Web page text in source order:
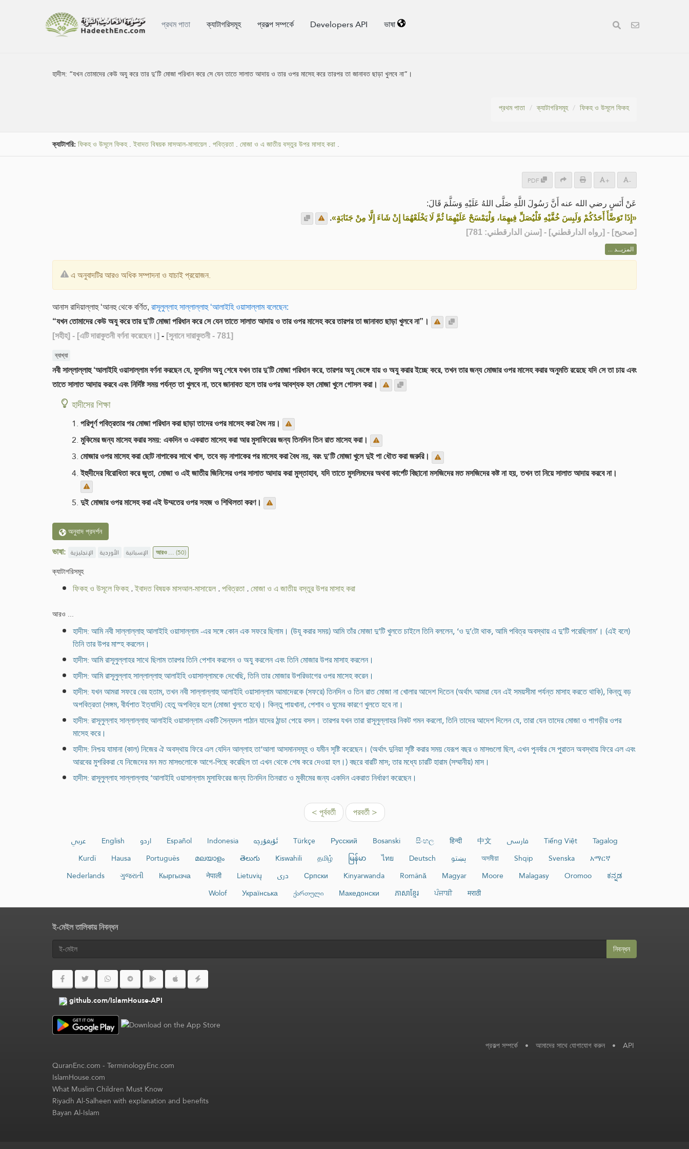
প্রথম পাতা ক্যাটাগরিসমূহ প্রকল্প সম্পর্কে Developers API ভাষা
হাদীস: “যখন তোমাদের কেউ অযু করে তার দু’টি মোজা পরিধান করে সে যেন তাতে সালাত আদায় ও তার ওপর মাসেহ করে তারপর তা জানাবত ছাড়া খুলবে না”।
প্রথম পাতা ক্যাটাগরিসমূহ ফিকহ ও উসূলে ফিকহ
ক্যাটাগরি: ফিকহ ও উসূলে ফিকহ. ইবাদত বিষয়ক মাসআল-মাসায়েল . পবিত্রতা . মোজা ও এ জাতীয় বস্তুর উপর মাসাহ করা .
PDF + -
عَنْ أَنَسٍ رضي الله عنه أَنَّ رَسُولَ اللَّهِ صَلَّى اللهُ عَلَيْهِ وَسَلَّمَ قَالَ:
«إِذَا تَوَضَّأَ أَحَدُكُمْ وَلَبِسَ خُفَّيْهِ فَلْيُصَلِّ فِيهِمَا، وَلْيَمْسَحْ عَلَيْهِمَا ثُمَّ لَا يَخْلَعْهُمَا إِنْ شَاءَ إِلَّا مِنْ جَنَابَةٍ».
[صحيح] - [رواه الدارقطني] - [سنن الدارقطني: 781]
المزيــد ...
এ অনুবাদটির আরও অধিক সম্পাদনা ও যাচাই প্রয়োজন.
আনাস রাদিয়াল্লাহু ‘আনহু থেকে বর্ণিত, রাসূলুল্লাহ সাল্লাল্লাহু ‘আলাইহি ওয়াসাল্লাম বলেছেন:
“যখন তোমাদের কেউ অযু করে তার দু’টি মোজা পরিধান করে সে যেন তাতে সালাত আদায় ও তার ওপর মাসেহ করে তারপর তা জানাবত ছাড়া খুলবে না”।
[সহীহ] - [এটি দারাকুতনী বর্ণনা করেছেন।] - [সুনানে দারাকুতনী - 781]
ব্যাখ্যা
নবী সাল্লাল্লাহু ‘আলাইহি ওয়াসাল্লাম বর্ণনা করছেন যে, মুসলিম অযু শেষে যখন তার দু’টি মোজা পরিধান করে, তারপর অযু ভেঙ্গে যায় ও অযু করার ইচ্ছে করে, তখন তার জন্য মোজার ওপর মাসেহ করার অনুমতি রয়েছে যদি সে তা চায় এবং
তাতে সালাত আদায় করবে এবং নির্দিষ্ট সময় পর্যন্ত তা খুলবে না, তবে জানাবত হলে তার ওপর আবশ্যক হল মোজা খুলে গোসল করা।
হাদীসের শিক্ষা
পরিপূর্ণ পবিত্রতার পর মোজা পরিধান করা ছাড়া তাদের ওপর মাসেহ করা বৈধ নয়।
মুকিমের জন্য মাসেহ করার সময়: একদিন ও একরাত মাসেহ করা আর মুসাফিরের জন্য তিনদিন তিন রাত মাসেহ করা।
মোজার ওপর মাসেহ করা ছোট নাপাকের সাথে খাস, তবে বড় নাপাকের পর মাসেহ করা বৈধ নয়, বরং দু’টি মোজা খুলে দুই পা ধৌত করা জরুরি।
ইহুদীদের বিরোধিতা করে জুতা, মোজা ও এই জাতীয় জিনিসের ওপর সালাত আদায় করা মুস্তাহাব, যদি তাতে মুসলিমদের অথবা কার্পেট বিছানো মসজিদের মত মসজিদের কষ্ট না হয়, তখন তা নিয়ে সালাত আদায় করবে না।
দুই মোজার ওপর মাসেহ করা এই উম্মতের ওপর সহজ ও শিথিলতা করণ।
অনুবাদ প্রদর্শন
ভাষা: الإنجليزية الأوردية الإسبانية আরও ...(50)
ক্যাটাগরিসমূহ
ফিকহ ও উসূলে ফিকহ.ইবাদত বিষয়ক মাসআল-মাসায়েল.পবিত্রতা.মোজা ও এ জাতীয় বস্তুর উপর মাসাহ করা
আরও ...
হাদীস: আমি নবী সাল্লাল্লাহু আলাইহি ওয়াসাল্লাম -এর সঙ্গে কোন এক সফরে ছিলাম। (উযূ করার সময়) আমি তাঁর মোজা দু’টি খুলতে চাইলে তিনি বললেন, ‘ও দু’টো থাক, আমি পবিত্র অবস্থায় এ দু’টি পরেছিলাম’। (এই বলে)
তিনি তার উপর মাস্হ করলেন।
হাদীস: আমি রাসূলুল্লাহর সাথে ছিলাম তারপর তিনি পেশাব করলেন ও অযু করলেন এবং তিনি মোজার উপর মাসাহ করলেন।
হাদীস: আমি রাসূলুল্লাহ সাল্লাল্লাহু আলাইহি ওয়াসাল্লামকে দেখেছি, তিনি তার মোজার উপরিভাগের ওপর মাসেহ করেন।
হাদীস: যখন আমরা সফরে বের হতাম, তখন নবী সাল্লাল্লাহু আলাইহি ওয়াসাল্লাম আমাদেরকে (সফরে) তিনদিন ও তিন রাত মোজা না খোলার আদেশ দিতেন (অর্থাৎ আমরা যেন এই সময়সীমা পর্যন্ত মাসাহ করতে থাকি), কিন্তু বড়
অপবিত্রতা (সঙ্গম, বীর্যপাত ইত্যাদি) হেতু অপবিত্র হলে (মোজা খুলতে হবে)। কিন্তু পায়খানা, পেশাব ও ঘুমের কারণে খুলতে হবে না।
হাদীস: রাসূলুল্লাহ সাল্লাল্লাহু আলাইহি ওয়াসাল্লাম একটি সৈন্যদল পাঠান যাদের ঠান্ডা পেয়ে বসল। তারপর যখন তারা রাসূলুল্লাহর নিকট গমন করলো, তিনি তাদের আদেশ দিলেন যে, তারা যেন তাদের মোজা ও পাগড়ীর ওপর
মাসেহ করে।
হাদীস: নিশ্চয় যামানা (কাল) নিজের ঐ অবস্থায় ফিরে এল যেদিন আল্লাহ তা‘আলা আসমানসমূহ ও যমীন সৃষ্টি করেছেন। (অর্থাৎ দুনিয়া সৃষ্টি করার সময় যেরূপ বছর ও মাসগুলো ছিল, এখন পুনর্বার সে পুরাতন অবস্থায় ফিরে এল এবং
আরবের মুশরিকরা যে নিজেদের মন মত মাসগুলোকে আগে-পিছে করেছিল তা এখন থেকে শেষ করে দেওয়া হল।) বছরে বারটি মাস; তার মধ্যে চারটি হারাম (সম্মানীয়) মাস।
হাদীস: রাসূলুল্লাহ সাল্লাল্লাহু ‘আলাইহি ওয়াসাল্লাম মুসাফিরের জন্য তিনদিন তিনরাত ও মুকীমের জন্য একদিন একরাত নির্ধারণ করেছেন।
< পূর্ববর্তী পরবর্তী >
عربي English اردو Español Indonesia ئۇيغۇرچە Türkçe Русский Bosanski සිංහල हिन्दी 中文 فارسی Tiếng Việt
Tagalog
Kurdî
Hausa Português മലയാളം తెలుగు Kiswahili தமிழ் မြန်မာ ไทย Deutsch پښتو অসমীয়া Shqip Svenska
አማርኛ
Nederlands
ગુજરાતી Кыргызча नेपाली Lietuvių دری Српски Kinyarwanda Română Magyar Moore Malagasy Oromoo
ಕನ್ನಡ
Wolof
Українська ქართული Македонски ភាសាខ្មែរ ਪੰਜਾਬੀ मराठी
ই-মেইল তালিকায় নিবন্ধন
নিবন্ধন
github.com/IslamHouse-API
প্রকল্প সম্পর্কে • আমাদের সাথে যোগাযোগ করুন • API
QuranEnc.com-TerminologyEnc.com
IslamHouse.com
What Muslim Children Must Know
Riyadh Al-Salheen with explanation and benefits
Bayan Al-Islam